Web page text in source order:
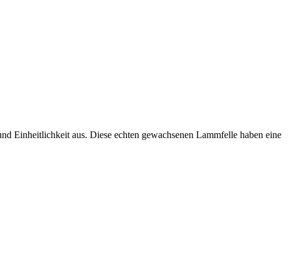
Einheitlichkeit aus. Diese echten gewachsenen Lammfelle haben eine